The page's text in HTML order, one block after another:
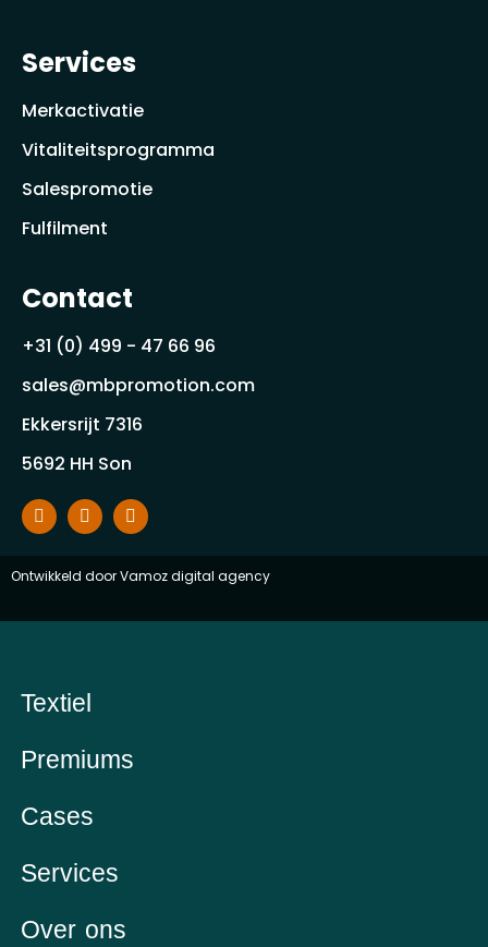
Services
Merkactivatie
Vitaliteitsprogramma
Salespromotie
Fulfilment
Contact
+31 (0) 499 - 47 66 96
sales@mbpromotion.com
Ekkersrijt 7316
5692 HH Son
Ontwikkeld doorVamoz digital agency
Textiel
Premiums
Cases
Services
Over ons